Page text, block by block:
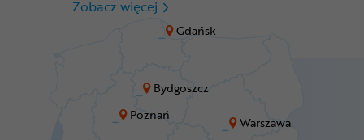
Bydgoszcz
Gdańsk
Poznań Warszawa
Zobacz więcej CR Zabrze - M1 Zabrze